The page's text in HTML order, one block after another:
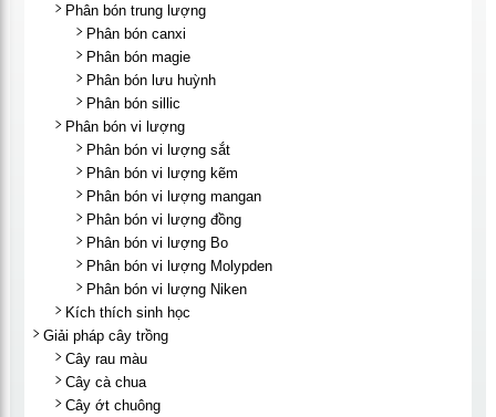
Phân bón trung lượng
Phân bón canxi
Phân bón magie
Phân bón lưu huỳnh
Phân bón sillic
Phân bón vi lượng
Phân bón vi lượng sắt
Phân bón vi lượng kẽm
Phân bón vi lượng mangan
Phân bón vi lượng đồng
Phân bón vi lượng Bo
Phân bón vi lượng Molypden
Phân bón vi lượng Niken
Kích thích sinh học
Giải pháp cây trồng
Cây rau màu
Cây cà chua
Cây ớt chuông